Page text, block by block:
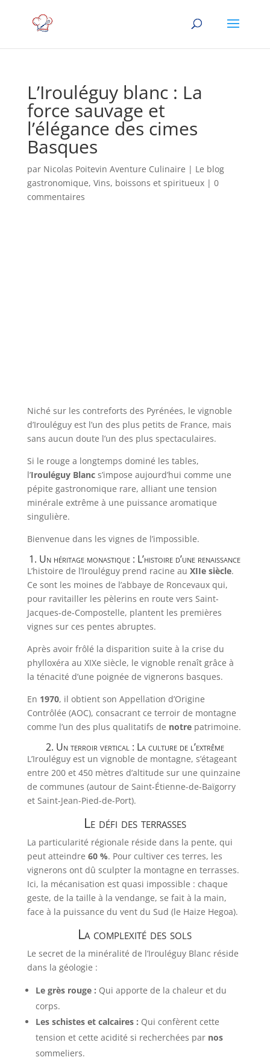
L’Irouléguy blanc : La
force sauvage et
l’élégance des cimes
Basques
par Nicolas Poitevin Aventure Culinaire | Le blog
gastronomique, Vins, boissons et spiritueux| 0
commentaires
Niché sur les contreforts des Pyrénées, le vignoble
d’Irouléguy est l’un des plus petits de France, mais
sans aucun doute l’un des plus spectaculaires.
Si le rouge a longtemps dominé les tables,
l’Irouléguy Blancs’impose aujourd’hui comme une
pépite gastronomique rare, alliant une tension
minérale extrême à une puissance aromatique
singulière.
Bienvenue dans les vignes de l’impossible.
1. Un héritage monastique : L’histoire d’une renaissance
L’histoire de l’Irouléguy prend racine au XIIe siècle.
Ce sont les moines de l’abbaye de Roncevaux qui,
pour ravitailler les pèlerins en route vers Saint-
Jacques-de-Compostelle, plantent les premières
vignes sur ces pentes abruptes.
Après avoir frôlé la disparition suite à la crise du
phylloxéra au XIXe siècle, le vignoble renaît grâce à
la ténacité d’une poignée de vignerons basques.
En 1970, il obtient son Appellation d’Origine
Contrôlée (AOC), consacrant ce terroir de montagne
comme l’un des plus qualitatifs de notrepatrimoine.
2. Un terroir vertical : La culture de l’extrême
L’Irouléguy est un vignoble de montagne, s’étageant
entre 200 et 450 mètres d’altitude sur une quinzaine
de communes (autour de Saint-Étienne-de-Baïgorry
et Saint-Jean-Pied-de-Port).
Le défi des terrasses
La particularité régionale réside dans la pente, qui
peut atteindre 60 %. Pour cultiver ces terres, les
vignerons ont dû sculpter la montagne en terrasses.
Ici, la mécanisation est quasi impossible : chaque
geste, de la taille à la vendange, se fait à la main,
face à la puissance du vent du Sud (le Haize Hegoa).
La complexité des sols
Le secret de la minéralité de l’Irouléguy Blanc réside
dans la géologie :
Le grès rouge : Qui apporte de la chaleur et du
corps.
Les schistes et calcaires : Qui confèrent cette
tension et cette acidité si recherchées par nos
sommeliers.